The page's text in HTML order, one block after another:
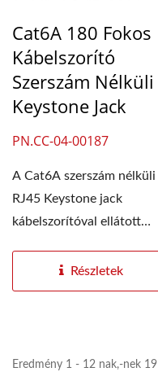
Cat6A 180 Fokos
Kábelszorító
Szerszám Nélküli
Keystone Jack
PN.CC-04-00187
A Cat6A szerszám nélküli
RJ45 Keystone jack
kábelszorítóval ellátott
Részletek
Eredmény 1 - 12 nak,-nek 19